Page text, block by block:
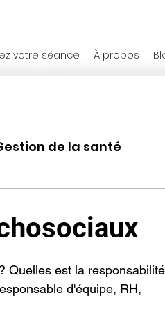
votre séance À propos
de la santé
Quelles est la responsabilité
d'équipe, RH,